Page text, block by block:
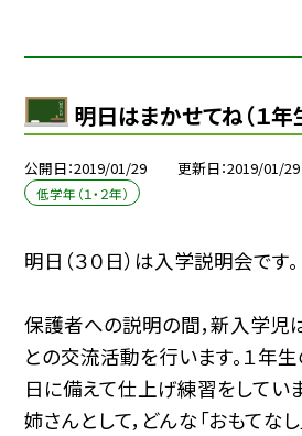
明日はまかせてね（１年
公開日 2019/01/29 更新日 2019/01/29
低学年（１・２年）
明日（３０日）は入学説明会です。
保護者への説明の間，新入学児
との交流活動を行います。１年
日に備えて仕上げ練習をしてい
姉さんとして，どんな「おもてな